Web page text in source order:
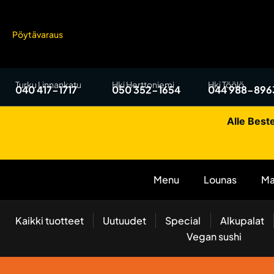
Pöytävaraus
Turku Linnankatu
040 417-1717 Hki Herttoniemi
050 352-1654 Hki Töölö
044 988-
Alle
Menu Lounas
Kaikki tuotteet Uutuudet Special Alkupalat
Vegan sushi